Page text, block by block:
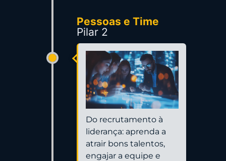
Pessoas e Time
Pilar 2
Do recrutamento à
liderança: aprenda a
atrair bons talentos,
engajar a equipe e